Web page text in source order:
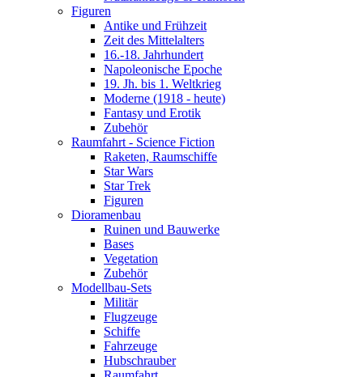
Figuren
Antike und Frühzeit
Zeit des Mittelalters
16.-18. Jahrhundert
Napoleonische Epoche
19. Jh. bis 1. Weltkrieg
Moderne (1918 - heute)
Fantasy und Erotik
Zubehör
Raumfahrt - Science Fiction
Raketen, Raumschiffe
Star Wars
Star Trek
Figuren
Dioramenbau
Ruinen und Bauwerke
Bases
Vegetation
Zubehör
Modellbau-Sets
Militär
Flugzeuge
Schiffe
Fahrzeuge
Hubschrauber